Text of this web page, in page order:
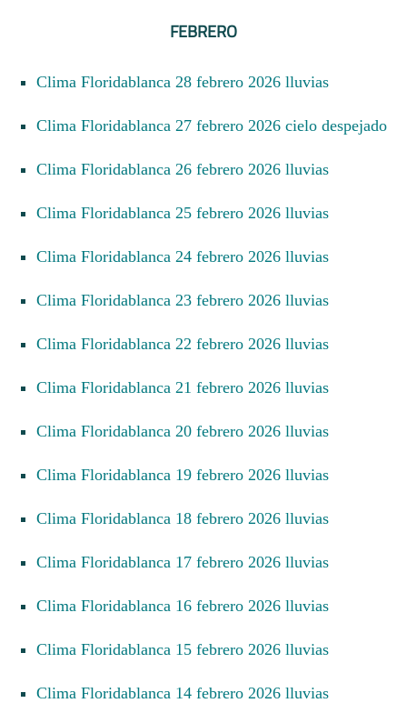
FEBRERO
Clima Floridablanca 28 febrero 2026 lluvias
Clima Floridablanca 27 febrero 2026 cielo despejado
Clima Floridablanca 26 febrero 2026 lluvias
Clima Floridablanca 25 febrero 2026 lluvias
Clima Floridablanca 24 febrero 2026 lluvias
Clima Floridablanca 23 febrero 2026 lluvias
Clima Floridablanca 22 febrero 2026 lluvias
Clima Floridablanca 21 febrero 2026 lluvias
Clima Floridablanca 20 febrero 2026 lluvias
Clima Floridablanca 19 febrero 2026 lluvias
Clima Floridablanca 18 febrero 2026 lluvias
Clima Floridablanca 17 febrero 2026 lluvias
Clima Floridablanca 16 febrero 2026 lluvias
Clima Floridablanca 15 febrero 2026 lluvias
Clima Floridablanca 14 febrero 2026 lluvias